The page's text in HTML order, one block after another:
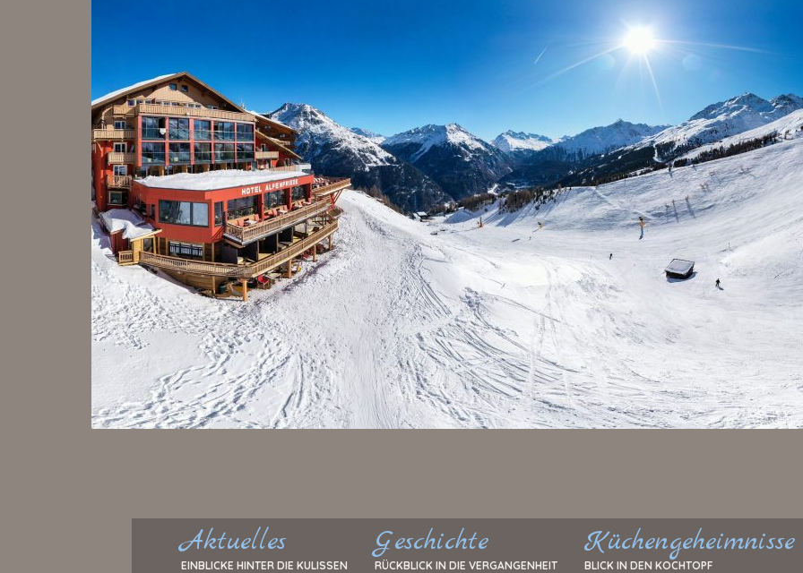
Aktuelles
EINBLICKE HINTER DIE KULISSEN
Geschichte
RÜCKBLICK IN DIE VERGANGENHEIT
Küchengeheimnisse
BLICK IN DEN KOCHTOPF